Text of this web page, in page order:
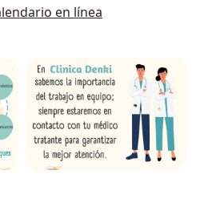
en línea